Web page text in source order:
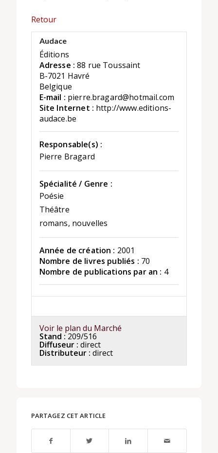
Retour
Audace
Éditions
Adresse : 88 rue Toussaint
B-7021 Havré
Belgique
E-mail : pierre.bragard@hotmail.com
Site Internet : http://www.editions-
audace.be
Responsable(s) :
Pierre Bragard
Spécialité / Genre :
Poésie
Théâtre
romans, nouvelles
Année de création : 2001
Nombre de livres publiés : 70
Nombre de publications par an : 4
Voir le plan du Marché
Stand : 209/516
Diffuseur : direct
Distributeur : direct
PARTAGEZ CET ARTICLE